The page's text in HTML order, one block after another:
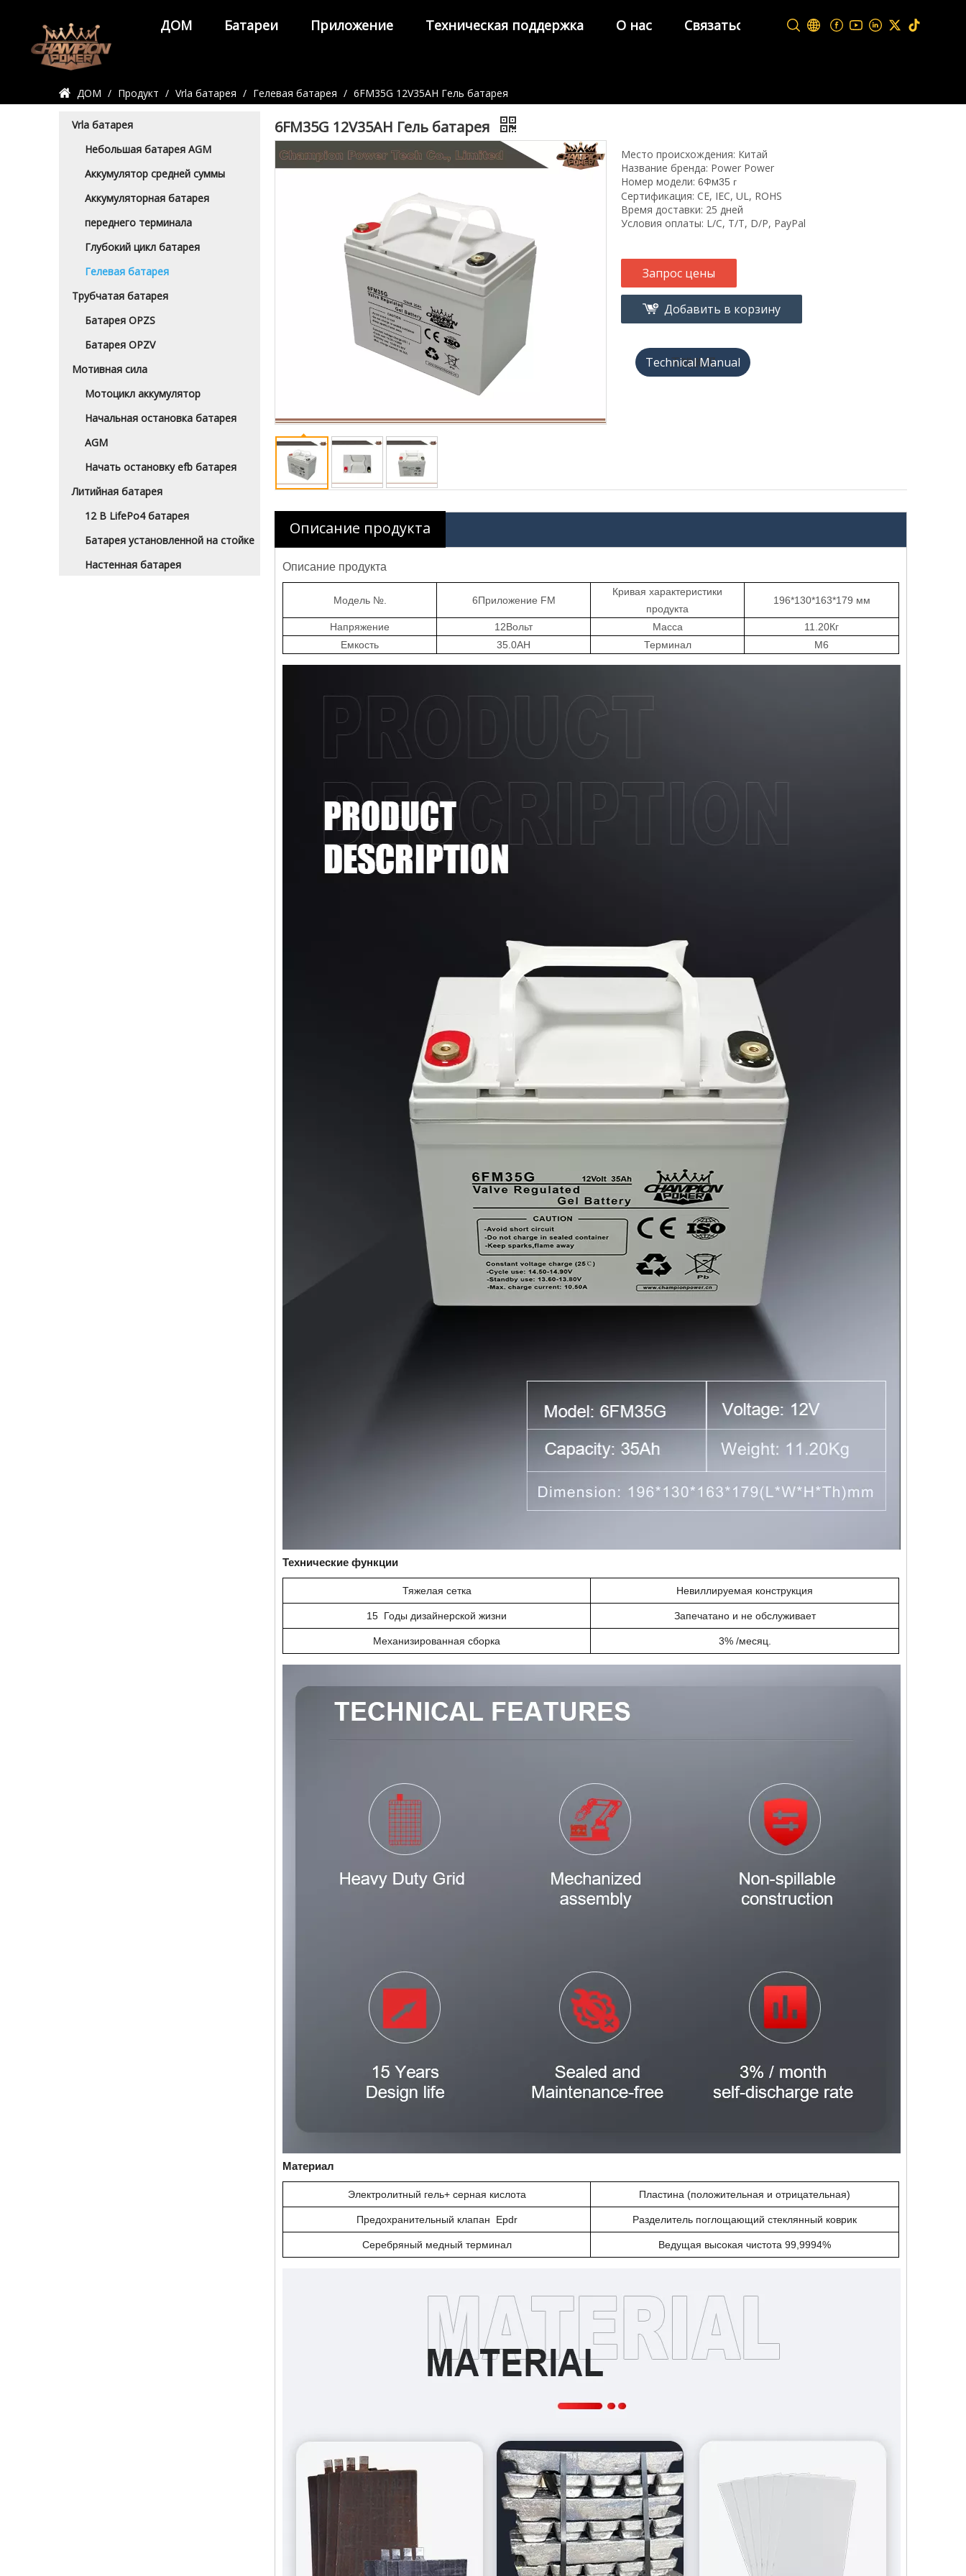
ДОМ Батареи Приложение Техническая поддержка О нас Связаться с нами
Детали продукта
ДОМ / Продукт / Vrla батарея / Гелевая батарея / 6FM35G 12V35AH Гель батарея
Vrla батарея
Небольшая батарея AGM
Аккумулятор средней суммы
Аккумуляторная батарея
переднего терминала
Глубокий цикл батарея
Гелевая батарея
Трубчатая батарея
Батарея OPZS
Батарея OPZV
Мотивная сила
Мотоцикл аккумулятор
Начальная остановка батарея
AGM
Начать остановку efb батарея
Литийная батарея
12 В LifePo4 батарея
Батарея установленной на стойке
Настенная батарея
6FM35G 12V35AH Гель батарея
Место происхождения: Китай
Название бренда: Power Power
Номер модели: 6Фм35 г
Сертификация: CE, IEC, UL, ROHS
Время доставки: 25 дней
Условия оплаты: L/C, T/T, D/P, PayPal
Запрос цены
Добавить в корзину
天猫购买
Описание продукта
Описание продукта
Модель №. 6Приложение FM
Кривая характеристики
продукта
196*130*163*179 мм
Напряжение 12Вольт Масса 11.20Кг
Емкость
35 .0AH Терминал M6
Технические функции
Тяжелая сетка Невиллируемая конструкция
15 Годы дизайнерской жизни Запечатано и не обслуживает
Механизированная сборка 3% /месяц.
Материал
Электролитный гель+ серная кислота Пластина (положительная и отрицательная)
Предохранительный клапан Epdr Разделитель поглощающий стеклянный коврик
Серебряный медный терминал Ведущая высокая чистота 99,9994%